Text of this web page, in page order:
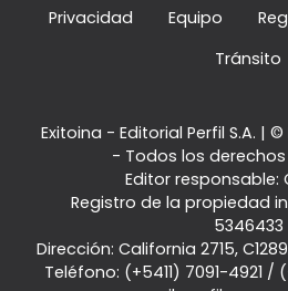
Privacidad
Equipo
Tránsito
Exitoina - Editorial Perfil S.A. | ©
- Todos los
Editor responsable:
Registro de la propiedad
5346433
Dirección: California 2715,
Teléfono: (+5411) 7091-4921 /